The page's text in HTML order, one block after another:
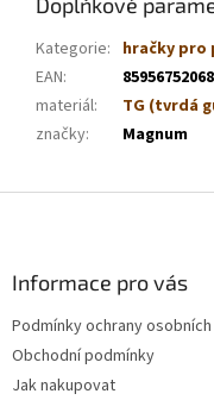
Kategorie: hračky pro
EAN:
materiál:
TG (tvrdá
značky: Magnum
Informace pro vás
Podmínky ochrany osobních
Obchodní podmínky
Jak nakupovat